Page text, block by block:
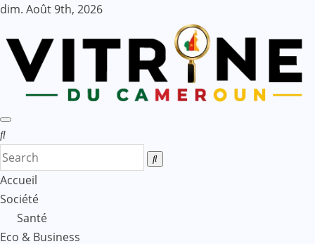
Skip
content
dim. Août 9th, 2026
Accueil
Société
Santé
Eco & Business